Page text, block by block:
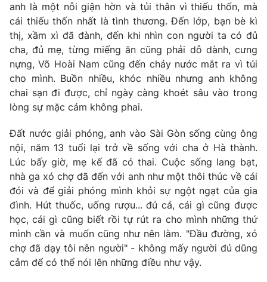
VTV Money VTV Thể thao
VTV Sức khoẻ Bất động sản
Thị trường 24h Tấm lòng Việt
VTV9 VTV8
Liên hệ tòa soạn English
THỜI BÁO VTV
anh là một nỗi giận hờn và tủi thân vì thiếu thốn, mà
cái thiếu thốn nhất là tình thương. Đến lớp, bạn bè kì
thị, xầm xì đã đành, đến khi nhìn con người ta có đủ
cha, đủ mẹ, từng miếng ăn cũng phải dỗ dành, cưng
nựng, Võ Hoài Nam cũng đến chảy nước mắt ra vì tủi
cho mình. Buồn nhiều, khóc nhiều nhưng anh không
chai sạn đi được, chỉ ngày càng khoét sâu vào trong
lòng sự mặc cảm không phai.
Đất nước giải phóng, anh vào Sài Gòn sống cùng ông
nội, năm 13 tuổi lại trở về sống với cha ở Hà thành.
Lúc bấy giờ, mẹ kế đã có thai. Cuộc sống lang bạt,
nhà ga xó chợ đã đến với anh như một thôi thúc về cái
đói và để giải phóng mình khỏi sự ngột ngạt của gia
đình. Hút thuốc, uống rượu... đủ cả, cái gì cũng được
học, cái gì cũng biết rồi tự rút ra cho mình những thứ
mình cần và muốn cũng như nên làm. "Đầu đường, xó
chợ đã dạy tôi nên người" - không mấy người đủ dũng
cảm để có thể nói lên những điều như vậy.